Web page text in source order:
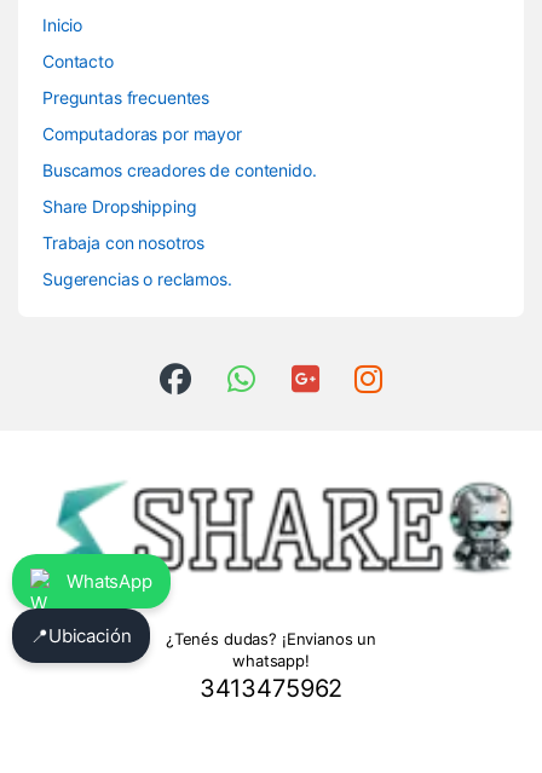
Inicio
Contacto
Preguntas frecuentes
Computadoras por mayor
Buscamos creadores de contenido.
Share Dropshipping
Trabaja con nosotros
Sugerencias o reclamos.
¿Tenés dudas? ¡Envianos un
whatsapp!
3413475962
WhatsApp
📍Ubicación